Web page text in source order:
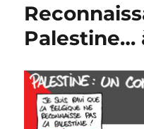
Palestine…